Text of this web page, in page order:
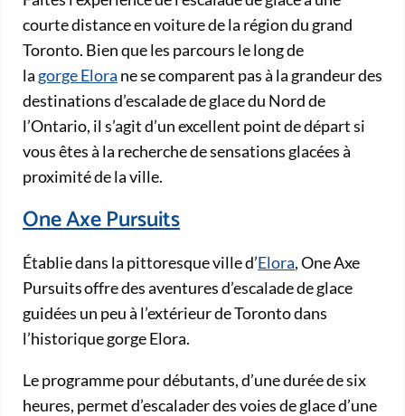
courte distance en voiture de la région du grand
Toronto. Bien que les parcours le long de
la gorge Elora ne se comparent pas à la grandeur des
destinations d’escalade de glace du Nord de
l’Ontario, il s’agit d’un excellent point de départ si
vous êtes à la recherche de sensations glacées à
proximité de la ville.
One Axe Pursuits
Établie dans la pittoresque ville d’Elora, One Axe
Pursuits offre des aventures d’escalade de glace
guidées un peu à l’extérieur de Toronto dans
l’historique gorge Elora.
Le programme pour débutants, d’une durée de six
heures, permet d’escalader des voies de glace d’une